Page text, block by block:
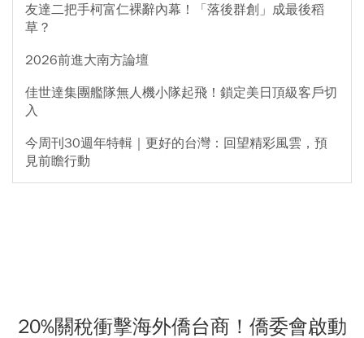
友達二把手柯富仁裸辭內幕！「落後群創」成最後稻
草？
2026前進大南方論壇
佳世達集團艦隊無人機小隊起飛！鎖定美日頂級客戶切
入
今周刊30週年特輯｜更好的台灣：回望精彩風雲，預
見前瞻行動
20%關稅衝擊海外僑台商！僑委會啟動